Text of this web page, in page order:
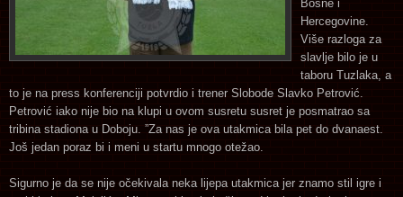
Bosne i
Hercegovine.
Više razloga za
slavlje bilo je u
taboru Tuzlaka, a
to je na press konferenciji potvrdio i trener Slobode Slavko Petrović.
Petrović iako nije bio na klupi u ovom susretu susret je posmatrao sa
tribina stadiona u Doboju. ”Za nas je ova utakmica bila pet do dvanaest.
Još jedan poraz bi i meni u startu mnogo otežao.
Sigurno je da se nije očekivala neka lijepa utakmica jer znamo stil igre i